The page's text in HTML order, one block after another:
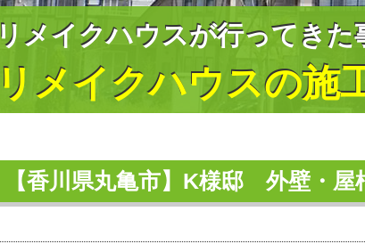
リメイクハウスが行ってきた
リメイクハウスの施
【香川県丸亀市】K様邸 外壁・屋